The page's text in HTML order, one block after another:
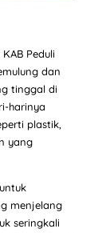
Peduli
dan
tinggal di
harinya
plastik,
yang
menjelang
seringkali